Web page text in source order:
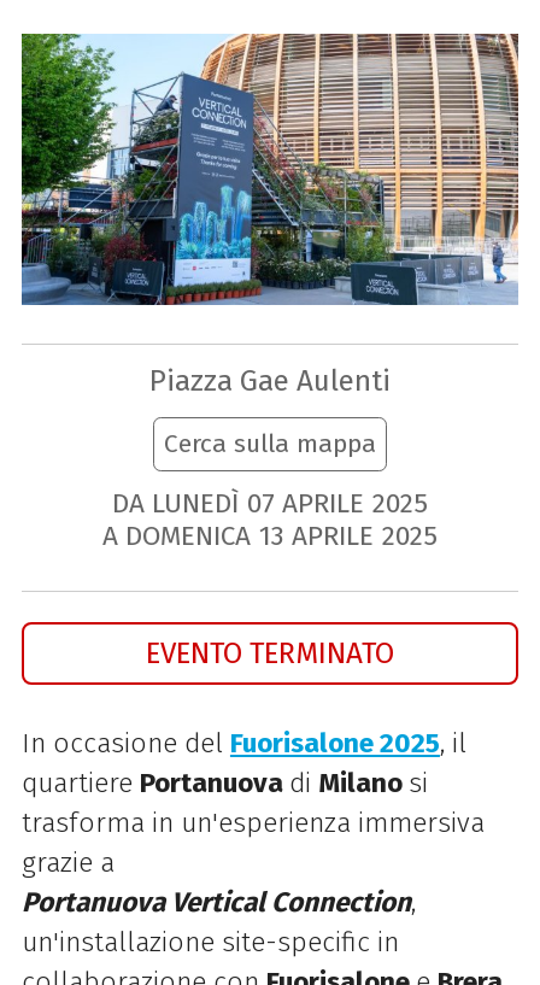
Piazza Gae Aulenti
Cerca sulla mappa
DA LUNEDÌ 07 APRILE 2025
A DOMENICA 13 APRILE 2025
EVENTO TERMINATO
In occasione del Fuorisalone 2025, il
quartiere Portanuova di Milano si
trasforma in un'esperienza immersiva
grazie a
Portanuova Vertical Connection,
un'installazione site-specific in